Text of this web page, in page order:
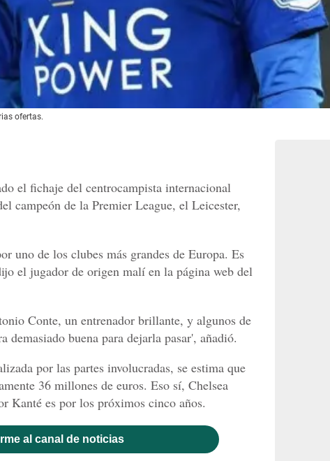
ofertas.
el fichaje del centrocampista internacional
campeón de la Premier League, el Leicester,
uno de los clubes más grandes de Europa. Es
el jugador de origen malí en la página web del
Conte, un entrenador brillante, y algunos de
demasiado buena para dejarla pasar', añadió.
por las partes involucradas, se estima que
36 millones de euros. Eso sí, Chelsea
Kanté es por los próximos cinco años.
al canal de noticias